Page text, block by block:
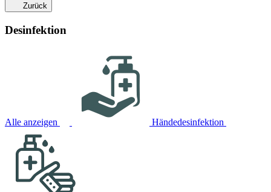
Zurück
Desinfektion
Alle anzeigen Händedesinfektion